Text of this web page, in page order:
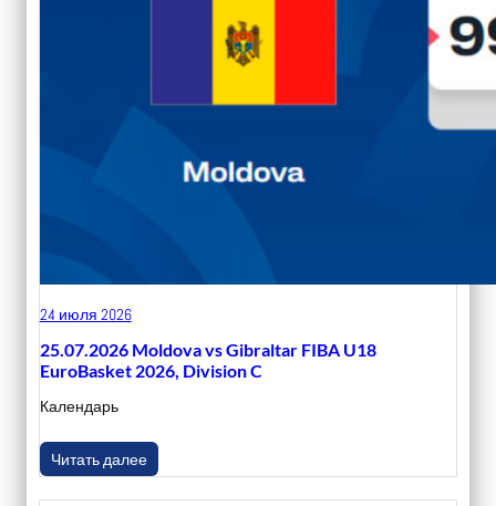
24 июля 2026
25.07.2026 Moldova vs Gibraltar FIBA U18
EuroBasket 2026, Division C
Календарь
Читать далее